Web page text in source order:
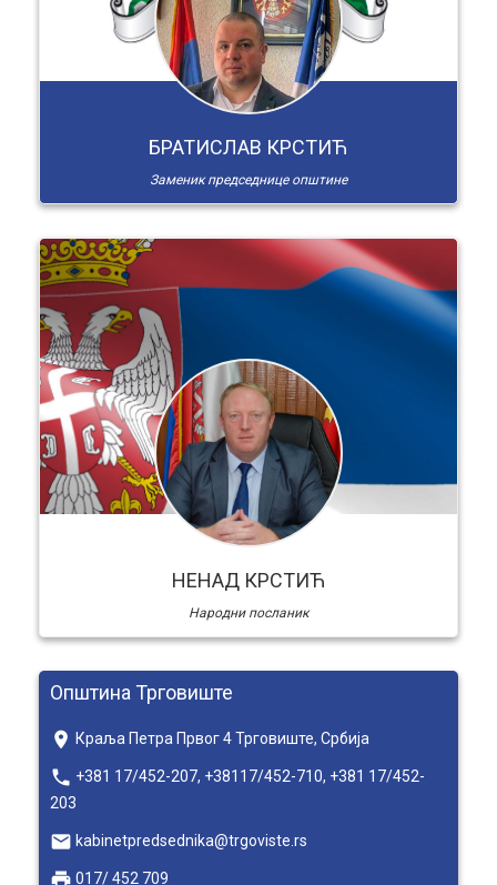
БРАТИСЛАВ КРСТИЋ
Заменик председнице општине
НЕНАД КРСТИЋ
Народни посланик
Општина Трговиште
place Краља Петра Првог 4 Трговиште, Србија
local_phone +381 17/452-207, +38117/452-710, +381 17/452-
203
email kabinetpredsednika@trgoviste.rs
local_printshop 017/ 452 709